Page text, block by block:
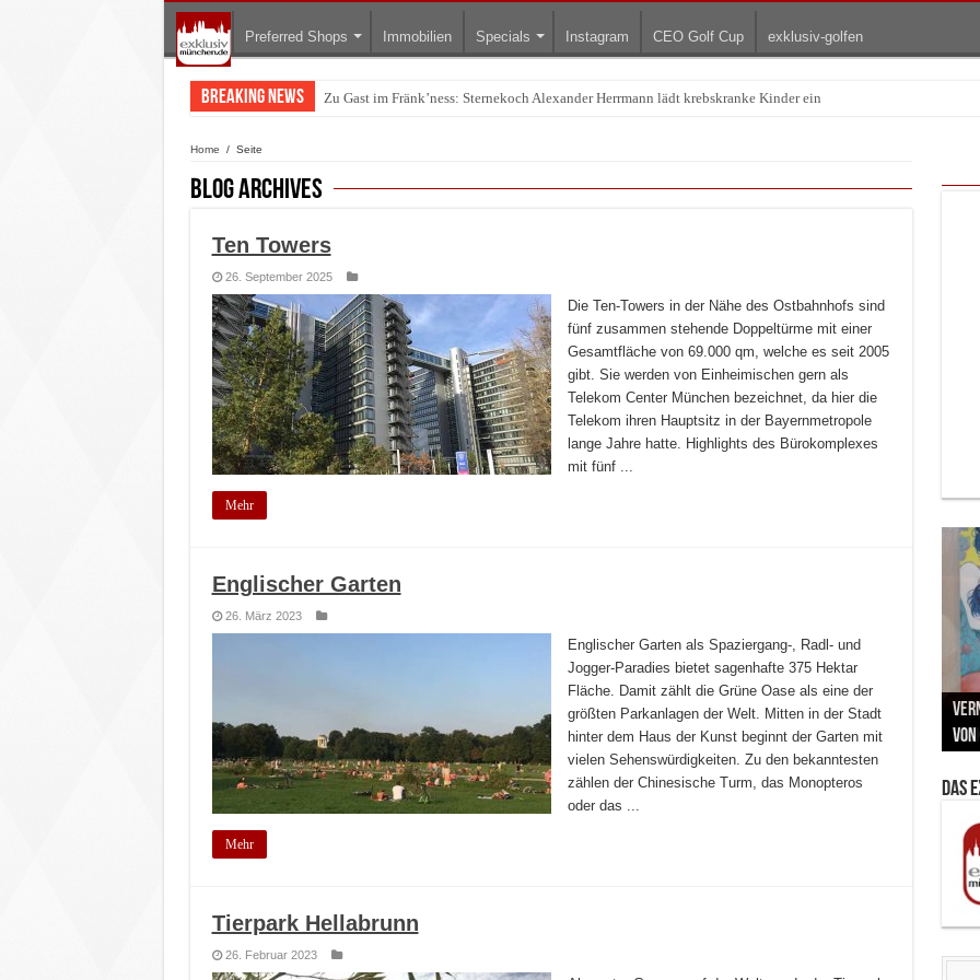
Preferred Shops Immobilien Specials Instagram CEO Golf Cup exklusiv-golfen
Breaking News Warum München gerade zum Treffpunkt der Lingerie-Branche wurde
Home / Seite
Blog Archives
Ten Towers
26. September 2025
Die Ten-Towers in der Nähe des Ostbahnhofs sind
fünf zusammen stehende Doppeltürme mit einer
Gesamtfläche von 69.000 qm, welche es seit 2005
gibt. Sie werden von Einheimischen gern als
Telekom Center München bezeichnet, da hier die
Telekom ihren Hauptsitz in der Bayernmetropole
lange Jahre hatte. Highlights des Bürokomplexes
mit fünf ...
Mehr
Englischer Garten
26. März 2023
Englischer Garten als Spaziergang-, Radl- und
Jogger-Paradies bietet sagenhafte 375 Hektar
Fläche. Damit zählt die Grüne Oase als eine der
größten Parkanlagen der Welt. Mitten in der Stadt
hinter dem Haus der Kunst beginnt der Garten mit
vielen Sehenswürdigkeiten. Zu den bekanntesten
zählen der Chinesische Turm, das Monopteros
oder das ...
Mehr
Tierpark Hellabrunn
26. Februar 2023
Zu
Das